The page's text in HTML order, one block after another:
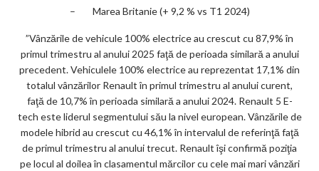
– Marea Britanie (+ 9,2 % vs T1 2024)
”Vânzările de vehicule 100% electrice au crescut cu 87,9% în
primul trimestru al anului 2025 faţă de perioada similară a anului
precedent. Vehiculele 100% electrice au reprezentat 17,1% din
totalul vânzărilor Renault în primul trimestru al anului curent,
faţă de 10,7% în perioada similară a anului 2024. Renault 5 E-
tech este liderul segmentului său la nivel european. Vânzările de
modele hibrid au crescut cu 46,1% în intervalul de referinţă faţă
de primul trimestru al anului trecut. Renault îşi confirmă poziţia
pe locul al doilea în clasamentul mărcilor cu cele mai mari vânzări